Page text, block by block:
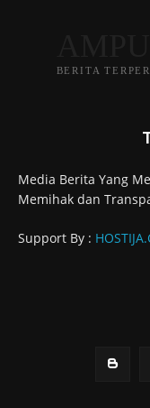
BERITA
Media Berita Yang
Memihak dan
Support By :